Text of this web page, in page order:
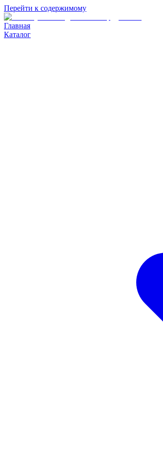
Перейти к содержимому
Главная
Каталог